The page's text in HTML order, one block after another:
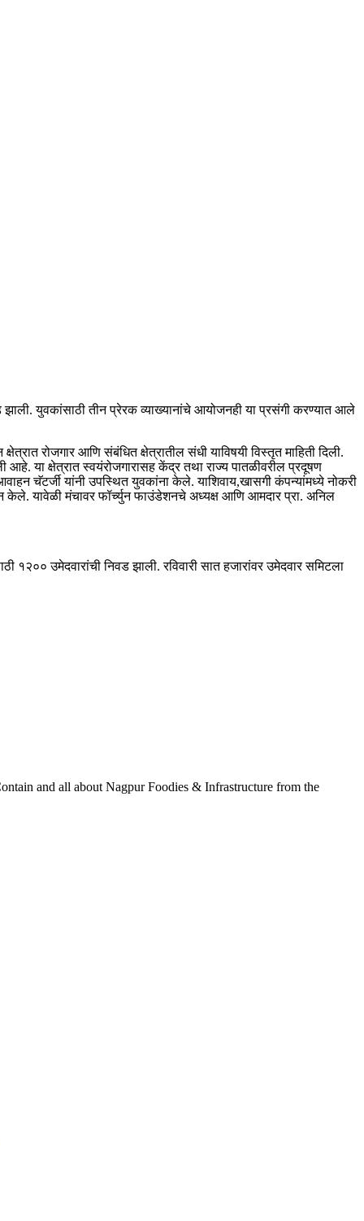
झाली. युवकांसाठी तीन प्रेरक व्याख्यानांचे आयोजनही या प्रसंगी करण्यात आले
रोजगार आणि संबंधित क्षेत्रातील संधी याविषयी विस्तृत माहिती दिली.
आहे. या क्षेत्रात स्वयंरोजगारासह केंद्र तथा राज्य पातळीवरील प्रदूषण
चॅटर्जी यांनी उपस्थित युवकांना केले. याशिवाय,खासगी कंपन्यांमध्ये नोकरी
केले. यावेळी मंचावर फॉर्च्युन फाउंडेशनचे अध्यक्ष आणि आमदार प्रा. अनिल
उमेदवारांची निवड झाली. रविवारी सात हजारांवर उमेदवार समिटला
and all about Nagpur Foodies & Infrastructure from the